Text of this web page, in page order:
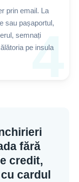
4
prin email. La
sau pașaportul,
semnați
pe insula
fără
credit,
cardul